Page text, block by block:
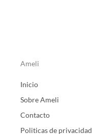
Ameli
Inicio
Sobre Ameli
Contacto
Politicas de privacidad